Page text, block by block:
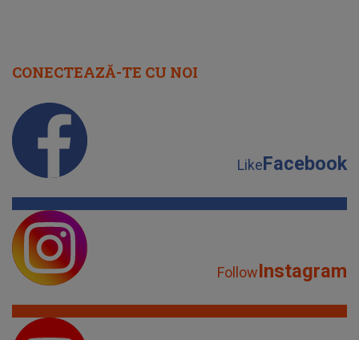
CONECTEAZĂ-TE CU NOI
LikeFacebook
FollowInstagram